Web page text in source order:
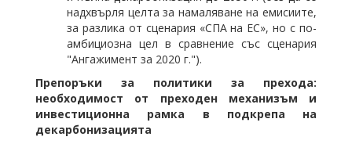
надхвърля целта за намаляване на емисиите,
за разлика от сценария «СПА на ЕС», но с по-
амбициозна цел в сравнение със сценария
"Ангажимент за 2020 г.").
Препоръки за политики за прехода:
необходимост от преходен механизъм и
инвестиционна рамка в подкрепа на
декарбонизацията